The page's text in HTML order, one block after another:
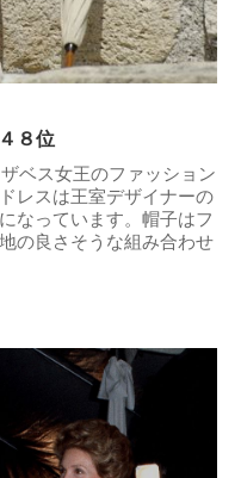
８位
ベス女王のファッション
レスは王室デザイナーの
なっています。帽子はフ
の良さそうな組み合わせ